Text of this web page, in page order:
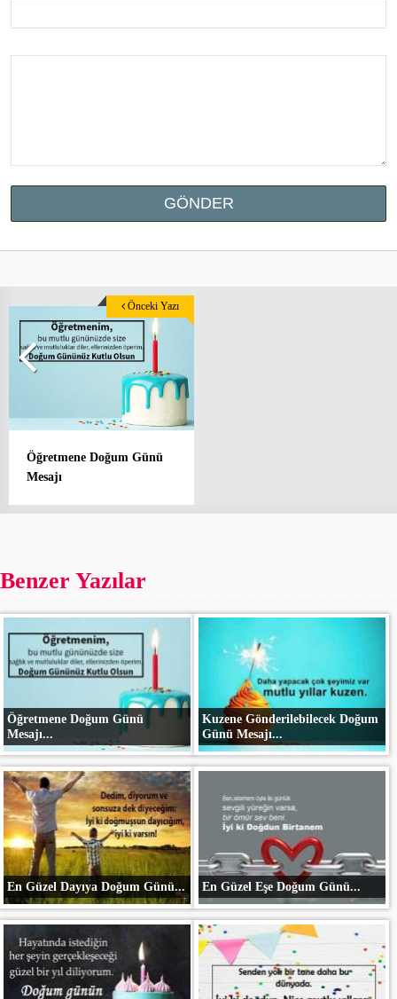
Öğretmene Doğum Günü
Mesajı
Önceki Yazı
Benzer Yazılar
Öğretmene Doğum Günü
Mesajı...
Kuzene Gönderilebilecek Doğum
Günü Mesajı...
En Güzel Dayıya Doğum Günü... En Güzel Eşe Doğum Günü...